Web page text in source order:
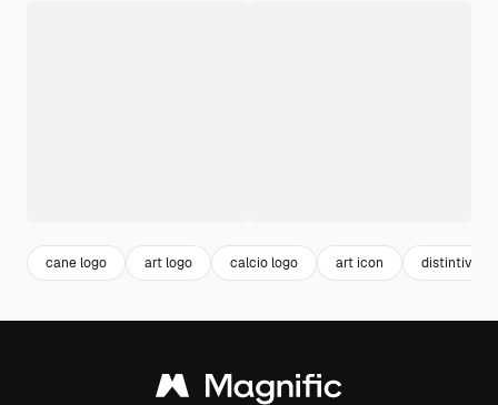
cane logo art logo calcio logo art icon distintivo